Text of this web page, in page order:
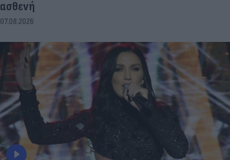
ασθενή
07.08.2026